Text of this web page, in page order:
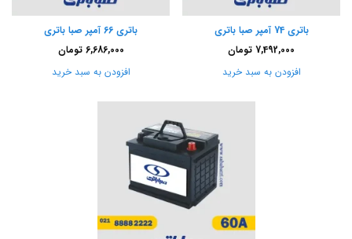
باتری 74 آمپر صبا باتری
7,492,000 تومان
افزودن به سبد خرید
باتری 66 آمپر صبا باتری
6,686,000 تومان
افزودن به سبد خرید